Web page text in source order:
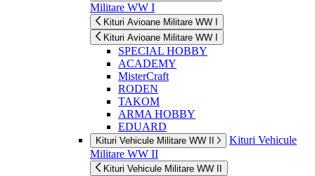
Militare WW I
Kituri Avioane Militare WW I
Kituri Avioane Militare WW I
SPECIAL HOBBY
ACADEMY
MisterCraft
RODEN
TAKOM
ARMA HOBBY
EDUARD
Kituri Vehicule Militare WW II
Kituri Vehicule
Militare WW II
Kituri Vehicule Militare WW II